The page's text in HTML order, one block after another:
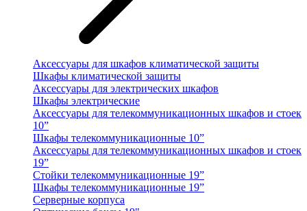
Аксессуары для шкафов климатической защиты
Шкафы климатической защиты
Аксессуары для электрических шкафов
Шкафы электрические
Аксессуары для телекоммуникационных шкафов и стоек
10”
Шкафы телекоммуникационные 10”
Аксессуары для телекоммуникационных шкафов и стоек
19”
Стойки телекоммуникационные 19”
Шкафы телекоммуникационные 19”
Серверные корпуса